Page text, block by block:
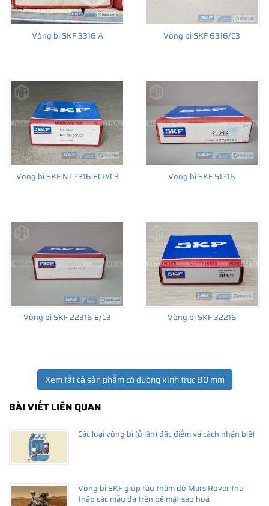
•
•Xuất xứ vòng bi SKF chính hãng ở đâu?
Chất lượng vòng bi SKF chính hãng
Vòng bi SKF 3316 A Vòng bi SKF 6316/C3
Vòng bi SKF NJ 2316 ECP/C3 Vòng bi SKF 51216
Vòng bi SKF 22316 E/C3 Vòng bi SKF 32216
Xem tất cả sản phẩm có đường kính trục 80 mm
BÀI VIẾT LIÊN QUAN
Các loại vòng bi (ổ lăn) đặc điểm và cách nhận biết
Vòng bi SKF giúp tàu thăm dò Mars Rover thu
thập các mẫu đá trên bề mặt sao hoả